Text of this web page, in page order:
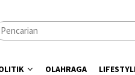
OLAHRAGA